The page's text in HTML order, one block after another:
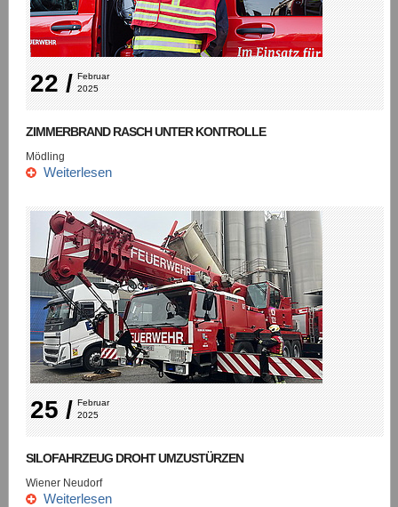
22 / Februar
2025
ZIMMERBRAND RASCH UNTER KONTROLLE
Mödling
Weiterlesen
25 / Februar
2025
SILOFAHRZEUG DROHT UMZUSTÜRZEN
Wiener Neudorf
Weiterlesen